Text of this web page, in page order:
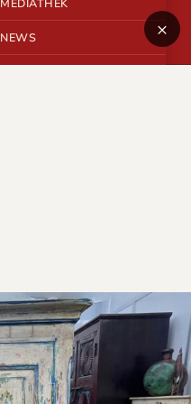
MEDIATHEK
NEWS ×